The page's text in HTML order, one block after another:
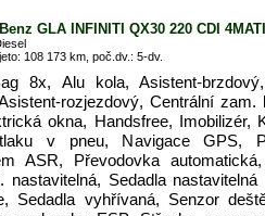
GLA INFINITI QX30 220 CDI
108 173 km, poč.dv.: 5-dv.
8x, Alu kola, Asistent-
rozjezdový, Centrální
okna, Handsfree, Imobilizér,
v pneu, Navigace GPS,
ASR, Převodovka
nastavitelná, Sedadla
Sedadla vyhřívaná, Senzor